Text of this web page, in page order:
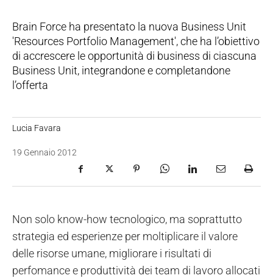
Brain Force ha presentato la nuova Business Unit
'Resources Portfolio Management', che ha l’obiettivo
di accrescere le opportunità di business di ciascuna
Business Unit, integrandone e completandone
l’offerta
Lucia Favara
19 Gennaio 2012
Non solo know-how tecnologico, ma soprattutto
strategia ed esperienze per moltiplicare il valore
delle risorse umane, migliorare i risultati di
perfomance e produttività dei team di lavoro allocati